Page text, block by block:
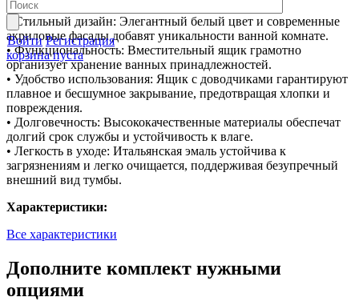
Войти Регистрация
корзина пуста
• Стильный дизайн: Элегантный белый цвет и современные
акриловые фасады добавят уникальности ванной комнате.
• Функциональность: Вместительный ящик грамотно
организует хранение ванных принадлежностей.
• Удобство использования: Ящик с доводчиками гарантируют
плавное и бесшумное закрывание, предотвращая хлопки и
повреждения.
• Долговечность: Высококачественные материалы обеспечат
долгий срок службы и устойчивость к влаге.
• Легкость в уходе: Итальянская эмаль устойчива к
загрязнениям и легко очищается, поддерживая безупречный
внешний вид тумбы.
Характеристики:
Все характеристики
Дополните комплект нужными
опциями